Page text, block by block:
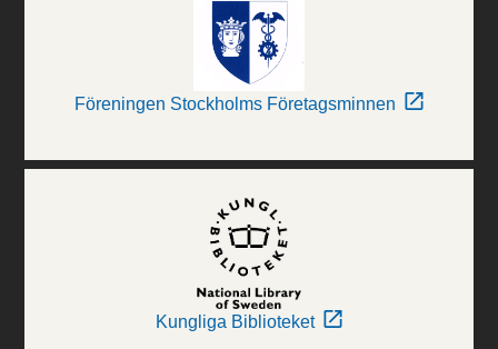
Föreningen Stockholms Företagsminnen
Kungliga Biblioteket